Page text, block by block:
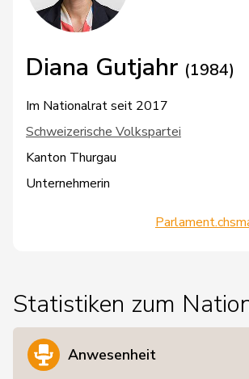
Diana Gutjahr (1984)
Im Nationalrat seit 2017
Schweizerische Volkspartei
Kanton Thurgau
Unternehmerin
Parlament.ch
Statistiken zum
Anwesenheit